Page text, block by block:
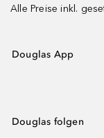
Alle Preise inkl.
Douglas App
Douglas folgen